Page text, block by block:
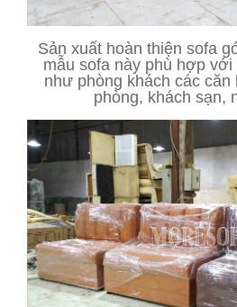
Sản xuất hoàn thiện sofa
mẫu sofa này phù hợp với
như phòng khách các căn
phòng, khách sạn,